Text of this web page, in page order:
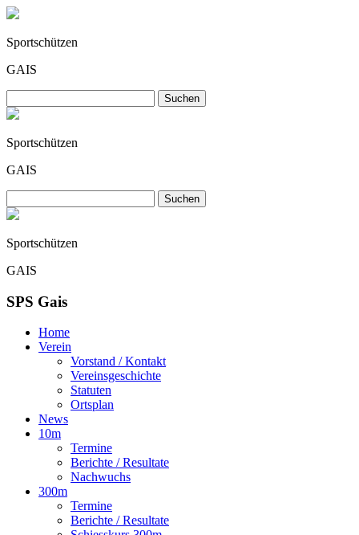
Sportschützen
GAIS
Sportschützen
GAIS
Sportschützen
GAIS
SPS Gais
Home
Verein
Vorstand / Kontakt
Vereinsgeschichte
Statuten
Ortsplan
News
10m
Termine
Berichte / Resultate
Nachwuchs
300m
Termine
Berichte / Resultate